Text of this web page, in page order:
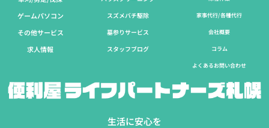
ゲームパソコン
その他サービス
求人情報
スズメバチ駆除
墓参りサービス
スタッフブログ
家事代行/各種代行
会社概要
コラム
よくあるお問い合わせ
生活に安心を